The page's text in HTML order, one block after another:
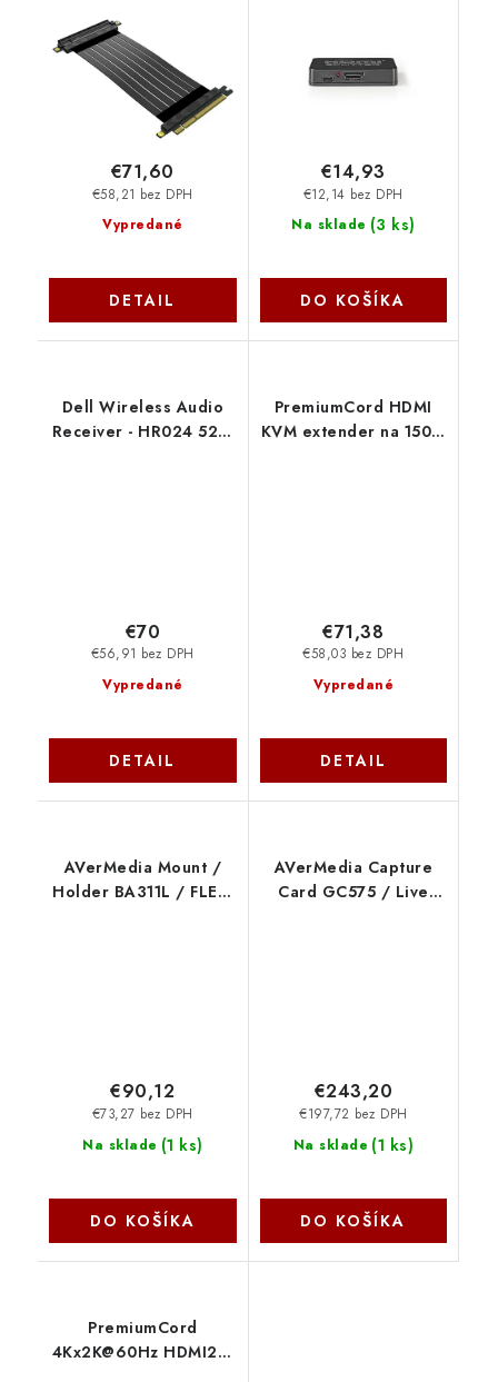
Vypredané
€58,21 bez DPH
€71,60
DETAIL
2.25 Gbps | Černá
Na sklade (3 ks)
€12,14 bez DPH
€14,93
DO KOŠÍKA
Dell Wireless Audio
Receiver - HR024 520-
Vypredané
€56,91 bez DPH
€70
DETAIL
PremiumCord HDMI
KVM extender na 150m
Vypredané
€58,03 bez DPH
€71,38
DETAIL
AVerMedia Mount /
Holder BA311L / FLEXI
Na sklade (1 ks)
€73,27 bez DPH
€90,12
DO KOŠÍKA
AVerMedia Capture
Card GC575 / Live
Na sklade (1 ks)
€197,72 bez DPH
€243,20
DO KOŠÍKA
PremiumCord
4Kx2K@60Hz HDMI2.0